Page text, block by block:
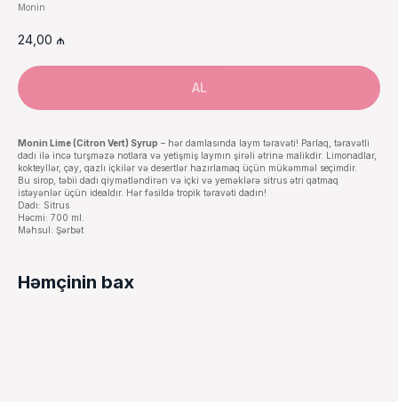
Monin
24,00 ₼
AL
Monin Lime (Citron Vert) Syrup – hər damlasında laym təravəti! Parlaq, təravətli
dadı ilə incə turşməzə notlara və yetişmiş laymın şirəli ətrinə malikdir. Limonadlar,
kokteyllər, çay, qazlı içkilər və desertlər hazırlamaq üçün mükəmməl seçimdir.
Bu sirop, təbii dadı qiymətləndirən və içki və yeməklərə sitrus ətri qatmaq
istəyənlər üçün idealdır. Hər fəsildə tropik təravəti dadın!
Dadı: Sitrus
Həcmi: 700 ml.
Məhsul: Şərbət
Həmçinin bax